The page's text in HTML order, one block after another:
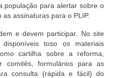
população para alertar sobre o
assinaturas para o PLIP.
e devem participar. No site
disponíveis toso os materiais
cartilha sobre a reforma,
comitês, formulários para as
consulta (rápida e fácil) do